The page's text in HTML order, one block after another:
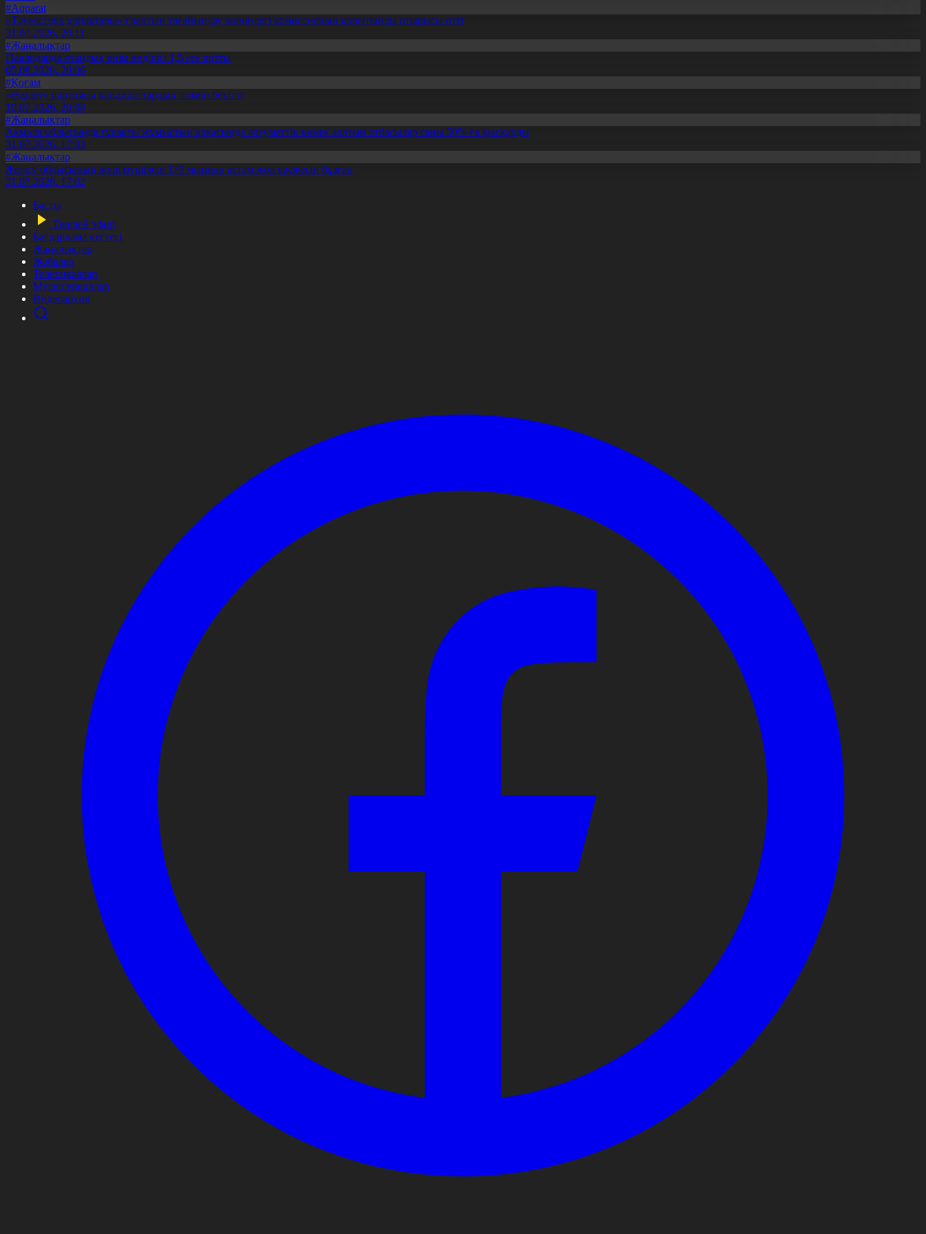
#Aqparat
«Тәуелсіздік ұрпақтары» грантын тағайындау жөніндегі комиссияның қорытынды отырысы өтті
31.07.2026, 20:11
#Жаңалықтар
Павлодарда отандық өнім өндірісі 1,5 есе артты
05.08.2026, 20:06
#Қоғам
«Әділет» партиясы кандидаттардың тізімін бекітті
10.07.2026, 20:08
#Жаңалықтар
Ақмола облысында тұрақты жұмыстың арқасында әлеуметтік көмек алатын отбасылар саны 50%-ға қысқарды
31.07.2026, 17:03
#Жаңалықтар
Жетісу облысының жүргізушілері 170 мыңнан астам жол ережесін бұзған
31.07.2026, 17:02
Басты
Тікелей эфир
Бағдарлама кестесі
Жаңалықтар
Жобалар
Телехикаялар
Мультсериалдар
Видеоархив